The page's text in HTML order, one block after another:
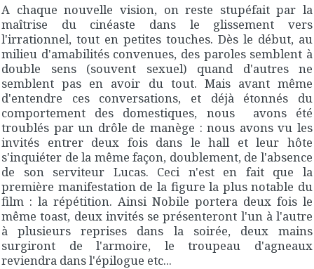
A chaque nouvelle vision, on reste stupéfait par la
maîtrise du cinéaste dans le glissement vers
l'irrationnel, tout en petites touches. Dès le début, au
milieu d'amabilités convenues, des paroles semblent à
double sens (souvent sexuel) quand d'autres ne
semblent pas en avoir du tout. Mais avant même
d'entendre ces conversations, et déjà étonnés du
comportement des domestiques, nous avons été
troublés par un drôle de manège : nous avons vu les
invités entrer deux fois dans le hall et leur hôte
s'inquiéter de la même façon, doublement, de l'absence
de son serviteur Lucas. Ceci n'est en fait que la
première manifestation de la figure la plus notable du
film : la répétition. Ainsi Nobile portera deux fois le
même toast, deux invités se présenteront l'un à l'autre
à plusieurs reprises dans la soirée, deux mains
surgiront de l'armoire, le troupeau d'agneaux
reviendra dans l'épilogue etc...